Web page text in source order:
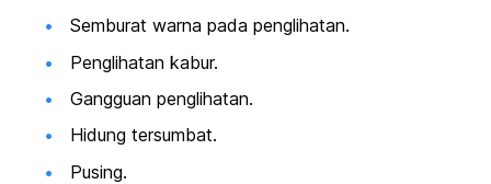
Semburat warna pada penglihatan.
Penglihatan kabur.
Gangguan penglihatan.
Hidung tersumbat.
Pusing.